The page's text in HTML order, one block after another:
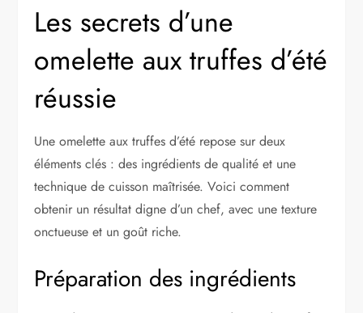
Les secrets d’une
omelette aux truffes d’été
réussie
Une omelette aux truffes d’été repose sur deux
éléments clés : des ingrédients de qualité et une
technique de cuisson maîtrisée. Voici comment
obtenir un résultat digne d’un chef, avec une texture
onctueuse et un goût riche.
Préparation des ingrédients